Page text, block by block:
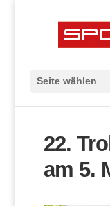
Seite wählen
22.
am 5.